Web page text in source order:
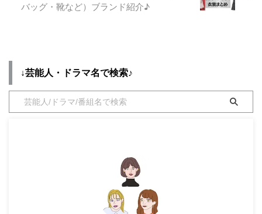
不動産】松風理咲(柿沢久美 役)衣
バッグ・靴など）ブランド紹介♪
↓芸能人・ドラマ名で検索♪